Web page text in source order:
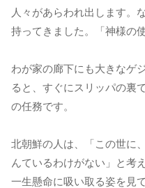
人々があらわれ出します。
持ってきました。「神様の
わが家の廊下にも大きなゲ
ると、すぐにスリッパの裏
の任務です。
北朝鮮の人は、「この世に
んているわけがない」と考
一生懸命に吸い取る姿を見